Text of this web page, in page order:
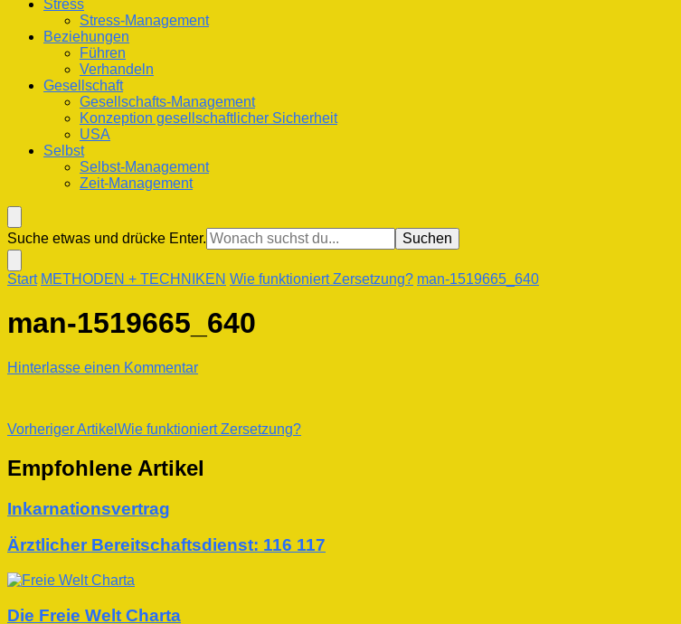
Stress
Stress-Management
Beziehungen
Führen
Verhandeln
Gesellschaft
Gesellschafts-Management
Konzeption gesellschaftlicher Sicherheit
USA
Selbst
Selbst-Management
Zeit-Management
Suchst
du
nach
etwas?
Suche etwas und drücke Enter.
Start METHODEN + TECHNIKEN Wie funktioniert Zersetzung? man-1519665_640
man-1519665_640
Hinterlasse einen Kommentarzu
Beitragsnavigation
Vorheriger Artikel Wie funktioniert Zersetzung?
Empfohlene Artikel
Inkarnationsvertrag
Ärztlicher Bereitschaftsdienst: 116 117
Die Freie Welt Charta